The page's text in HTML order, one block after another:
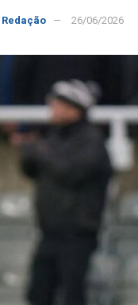
Redação 26/06/2026